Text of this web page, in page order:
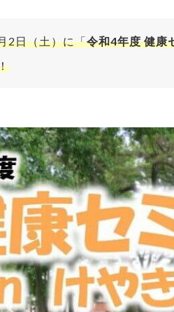
2日（土）に「令和4年度 健康